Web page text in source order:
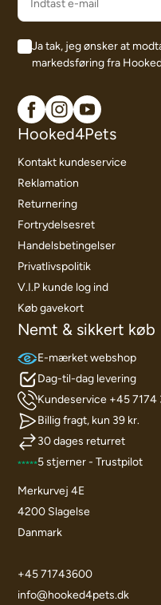
Ja tak, jeg ønsker at
markedsføring fra
Hooked4Pets
Kontakt kundeservice
Reklamation
Returnering
Fortrydelsesret
Handelsbetingelser
Privatlivspolitik
V.I.P kunde log ind
Køb gavekort
Nemt & sikkert køb
E-mærket webshop
Dag-til-dag levering
Kundeservice +45 7174
Billig fragt, kun 39 kr.
30 dages returret
5 stjerner - Trustpilot
Merkurvej 4E
4200 Slagelse
Danmark
+45 71743600
info@hooked4pets.dk